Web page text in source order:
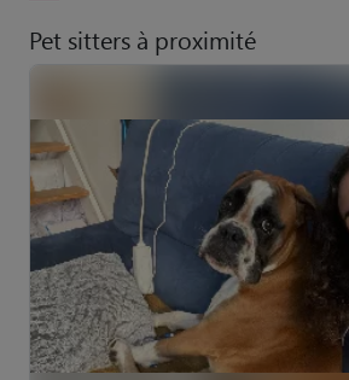
Pet sitters à proximité